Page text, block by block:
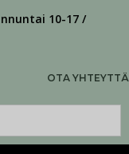
10-17 /
OTA YHTEYTTÄ